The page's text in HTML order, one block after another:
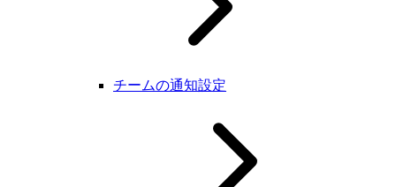
チームの通知設定